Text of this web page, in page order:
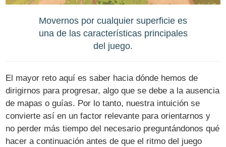
Movernos por cualquier superficie es
una de las características principales
del juego.
El mayor reto aquí es saber hacia dónde hemos de
dirigirnos para progresar, algo que se debe a la ausencia
de mapas o guías. Por lo tanto, nuestra intuición se
convierte así en un factor relevante para orientarnos y
no perder más tiempo del necesario preguntándonos qué
hacer a continuación antes de que el ritmo del juego